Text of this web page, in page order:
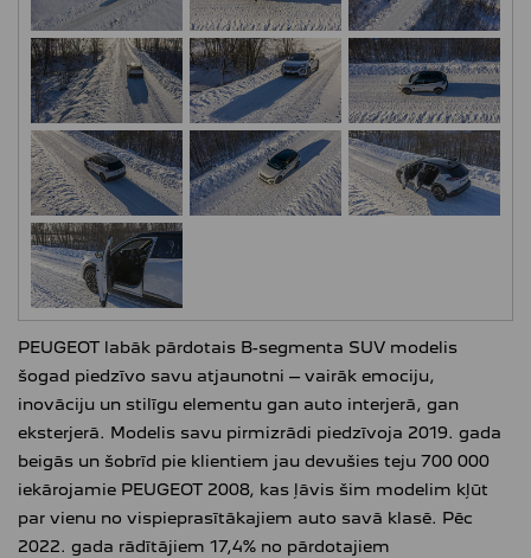
PEUGEOT labāk pārdotais B-segmenta SUV modelis
šogad piedzīvo savu atjaunotni – vairāk emociju,
inovāciju un stilīgu elementu gan auto interjerā, gan
eksterjerā. Modelis savu pirmizrādi piedzīvoja 2019. gada
beigās un šobrīd pie klientiem jau devušies teju 700 000
iekārojamie PEUGEOT 2008, kas ļāvis šim modelim kļūt
par vienu no vispieprasītākajiem auto savā klasē. Pēc
2022. gada rādītājiem 17,4% no pārdotajiem